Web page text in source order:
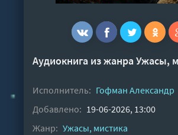
Аудиокнига из жанраУжасы,
Исполнитель: Гофман Александр
Добавлено: 19-06-2026, 13:00
Жанр: Ужасы, мистика